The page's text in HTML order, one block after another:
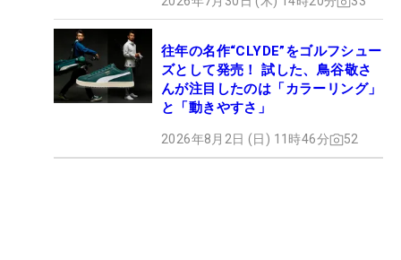
往年の名作“CLYDE”をゴルフシュー
ズとして発売！ 試した、鳥谷敬さ
んが注目したのは「カラーリング」
と「動きやすさ」
2026年8月2日 (日) 11時46分 52